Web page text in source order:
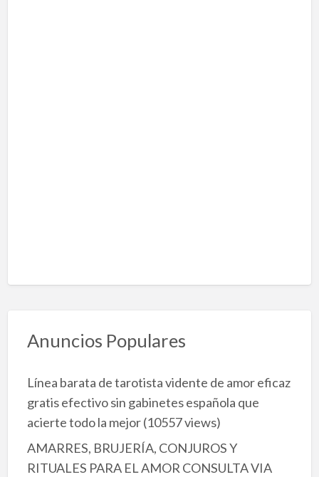
Anuncios Populares
Línea barata de tarotista vidente de amor eficaz
gratis efectivo sin gabinetes española que
acierte todo la mejor(10557 views)
AMARRES, BRUJERÍA, CONJUROS Y
RITUALES PARA EL AMOR CONSULTA VIA